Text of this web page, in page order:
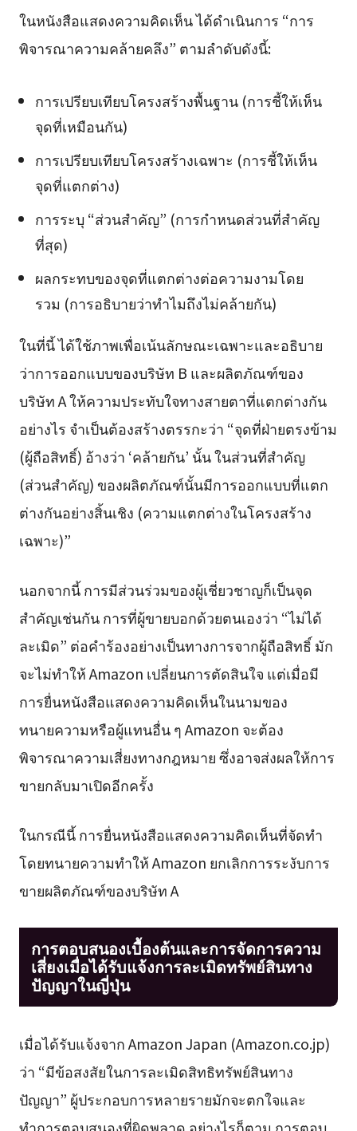
ในหนังสือแสดงความคิดเห็น ได้ดำเนินการ “การ
พิจารณาความคล้ายคลึง” ตามลำดับดังนี้:
การเปรียบเทียบโครงสร้างพื้นฐาน (การชี้ให้เห็น
จุดที่เหมือนกัน)
การเปรียบเทียบโครงสร้างเฉพาะ (การชี้ให้เห็น
จุดที่แตกต่าง)
การระบุ “ส่วนสำคัญ” (การกำหนดส่วนที่สำคัญ
ที่สุด)
ผลกระทบของจุดที่แตกต่างต่อความงามโดย
รวม (การอธิบายว่าทำไมถึงไม่คล้ายกัน)
ในที่นี้ ได้ใช้ภาพเพื่อเน้นลักษณะเฉพาะและอธิบาย
ว่าการออกแบบของบริษัท B และผลิตภัณฑ์ของ
บริษัท A ให้ความประทับใจทางสายตาที่แตกต่างกัน
อย่างไร จำเป็นต้องสร้างตรรกะว่า “จุดที่ฝ่ายตรงข้าม
(ผู้ถือสิทธิ์) อ้างว่า ‘คล้ายกัน’ นั้น ในส่วนที่สำคัญ
(ส่วนสำคัญ) ของผลิตภัณฑ์นั้นมีการออกแบบที่แตก
ต่างกันอย่างสิ้นเชิง (ความแตกต่างในโครงสร้าง
เฉพาะ)”
นอกจากนี้ การมีส่วนร่วมของผู้เชี่ยวชาญก็เป็นจุด
สำคัญเช่นกัน การที่ผู้ขายบอกด้วยตนเองว่า “ไม่ได้
ละเมิด” ต่อคำร้องอย่างเป็นทางการจากผู้ถือสิทธิ์ มัก
จะไม่ทำให้ Amazon เปลี่ยนการตัดสินใจ แต่เมื่อมี
การยื่นหนังสือแสดงความคิดเห็นในนามของ
ทนายความหรือผู้แทนอื่น ๆ Amazon จะต้อง
พิจารณาความเสี่ยงทางกฎหมาย ซึ่งอาจส่งผลให้การ
ขายกลับมาเปิดอีกครั้ง
ในกรณีนี้ การยื่นหนังสือแสดงความคิดเห็นที่จัดทำ
โดยทนายความทำให้ Amazon ยกเลิกการระงับการ
ขายผลิตภัณฑ์ของบริษัท A
การตอบสนองเบื้องต้นและการจัดการความ
เสี่ยงเมื่อได้รับแจ้งการละเมิดทรัพย์สินทาง
ปัญญาในญี่ปุ่น
เมื่อได้รับแจ้งจาก Amazon Japan (Amazon.co.jp)
ว่า “มีข้อสงสัยในการละเมิดสิทธิทรัพย์สินทาง
ปัญญา” ผู้ประกอบการหลายรายมักจะตกใจและ